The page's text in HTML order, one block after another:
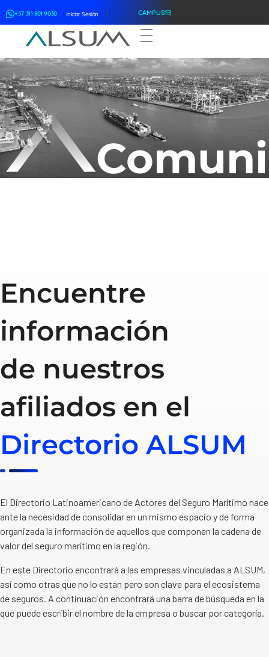
+57 311 801 9030 Iniciar Sesión CAMPUS
ALSUM
Encuentre
información
de nuestros
afiliados en el
Directorio ALSUM
El Directorio Latinoamericano de Actores del Seguro Marítimo nace
ante la necesidad de consolidar en un mismo espacio y de forma
organizada la información de aquellos que componen la cadena de
valor del seguro marítimo en la región.
En este Directorio encontrará a las empresas vinculadas a ALSUM,
así como otras que no lo están pero son clave para el ecosistema
de seguros. A continuación encontrará una barra de búsqueda en la
que puede escribir el nombre de la empresa o buscar por categoría.